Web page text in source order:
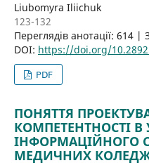
Liubomyra Iliichuk
123-132
Переглядів анотації: 614 |
DOI: https://doi.org/
PDF
ПОНЯТТЯ
КОМПЕТЕНТНОСТІ
ІНФОРМАЦІЙНОГО
МЕДИЧНИХ